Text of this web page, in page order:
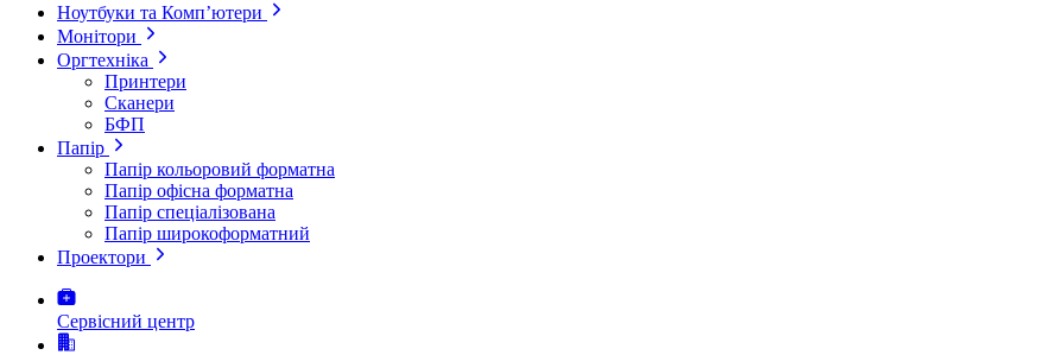
Ноутбуки та Комп’ютери
Монітори
Оргтехніка
Принтери
Сканери
БФП
Папір
Папір кольоровий форматна
Папір офісна форматна
Папір спеціалізована
Папір широкоформатний
Проектори
Сервісний центр